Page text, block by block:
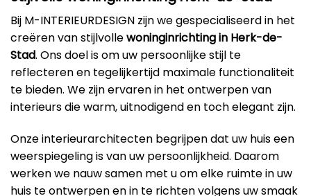
Bij M-INTERIEURDESIGN zijn we gespecialiseerd in het
creëren van stijlvollewoninginrichting in Herk-de-
Stad. Ons doel is om uw persoonlijke stijl te
reflecteren en tegelijkertijd maximale functionaliteit
te bieden. We zijn ervaren in het ontwerpen van
interieurs die warm, uitnodigend en toch elegant zijn.
Onze interieurarchitecten begrijpen dat uw huis een
weerspiegeling is van uw persoonlijkheid. Daarom
werken we nauw samen met u om elke ruimte in uw
huis te ontwerpen en in te richten volgens uw smaak